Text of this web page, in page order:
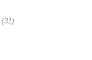
(31)